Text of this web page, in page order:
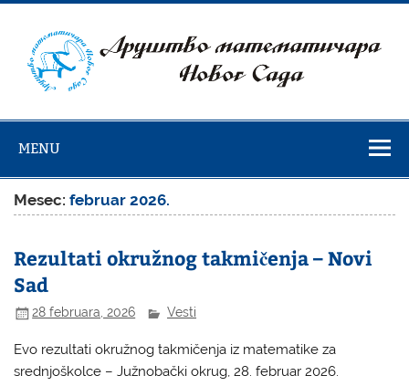
Skip
content
matematičara
Novog Sada
MENU
Mesec:februar 2026.
Rezultati okružnog takmičenja – Novi
Sad
28 februara, 2026 Vesti
Evo rezultati okružnog takmičenja iz matematike za
srednjoškolce – Južnobački okrug, 28. februar 2026.